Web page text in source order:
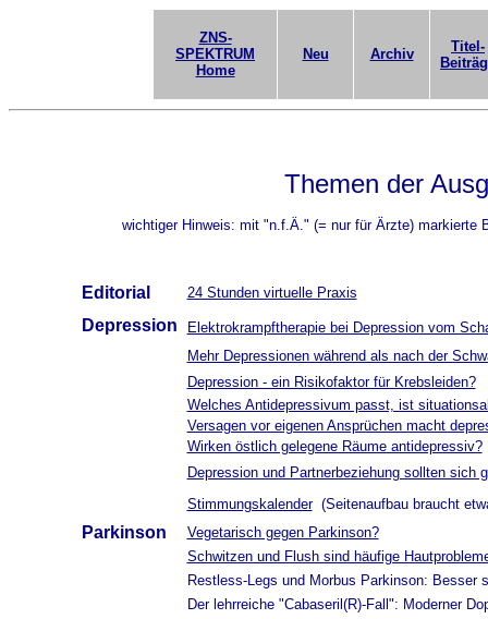
ZNS-
SPEKTRUM
Home
Neu Archiv
Titel-
Themen der
wichtiger Hinweis: mit "n.f.Ä." (= nur für Ärzte) markierte
Editorial 24 Stunden virtuelle Praxis
Depression
Elektrokrampftherapie bei Depression vom
Mehr Depressionen während als nach der
Depression - ein Risikofaktor für Krebsleiden?
Welches Antidepressivum passt, ist
Versagen vor eigenen Ansprüchen macht
Wirken östlich gelegene Räume antidepressiv?
Depression und Partnerbeziehung sollten sich
Stimmungskalender(Seitenaufbau braucht
Parkinson
Vegetarisch gegen Parkinson?
Schwitzen und Flush sind häufige
Restless-Legs und Morbus Parkinson: Besser
Der lehrreiche "Cabaseril(R)-Fall": Moderner